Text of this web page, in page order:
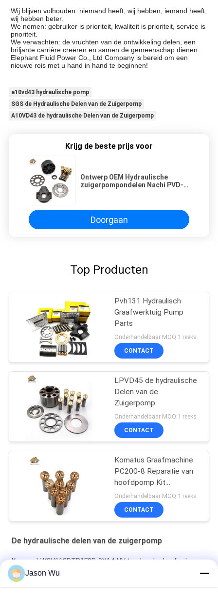
Wij blijven volhouden: niemand heeft, wij hebben; iemand heeft,
wij hebben beter.
We nemen: gebruiker is prioriteit, kwaliteit is prioriteit, service is
prioriteit.
We verwachten: de vruchten van de ontwikkeling delen, een
briljante carrière creëren en samen de gemeenschap dienen.
Elephant Fluid Power Co., Ltd Company is bereid om een
nieuwe reis met u hand in hand te beginnen!
a10vd43 hydraulische pomp
SGS de Hydraulische Delen van de Zuigerpomp
A10VD43 de hydraulische Delen van de Zuigerpomp
Krijg de beste prijs voor
Ontwerp OEM Hydraulische
zuigerpompondelen Nachi PVD-
Doorgaan
Top Producten
Pvh131 Hydraulisch
Graafwerktuig Pump
Parts
Onderhandelbaar MOQ:1 reeks
CONTACT
LPVD45 de hydraulische
Delen van de
Zuigerpomp
Onderhandelbaar MOQ:1 reeks
CONTACT
Komatus Graafmachine
PC200-8 Reparatie van
hoofdpomp Kit
Hydraulische pomp
Onderdeel zuigerpomp
Onderhoud reparatie
Onderhandelbaar MOQ:1 reeks
CONTACT
De hydraulische delen van de zuigerpomp
Kawasaki K3V112DTP1F9R-9Y14-HV tandem hydraulische
zuiger hoofdpomp
Parker heavy-duty hogedruk axiale zuigerpomp met variabel
Jason Wu